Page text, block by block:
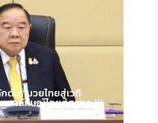
ดัน “มวยไทยสู่เวที
เอกลักษณ์ไทยสู่สากล !!!